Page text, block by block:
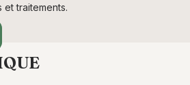
et traitements.